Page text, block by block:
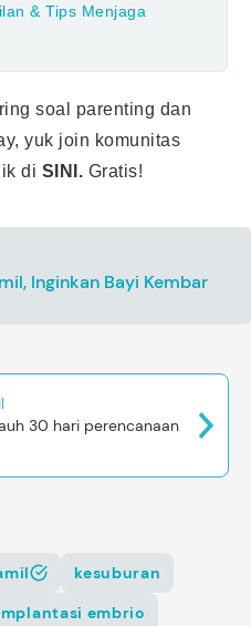
& Tips Menjaga
soal parenting dan
yuk join komunitas
di SINI. Gratis!
Inginkan Bayi Kembar
30 hari perencanaan
kesuburan
embrio